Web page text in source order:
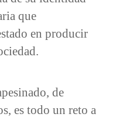
que
en producir
de
es todo un reto a